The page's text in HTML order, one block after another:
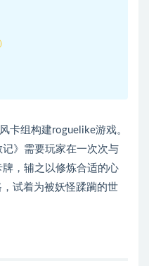
卡组构建roguelike游戏。
记》需要玩家在一次次与
，辅之以修炼合适的心
试着为被妖怪蹂躏的世